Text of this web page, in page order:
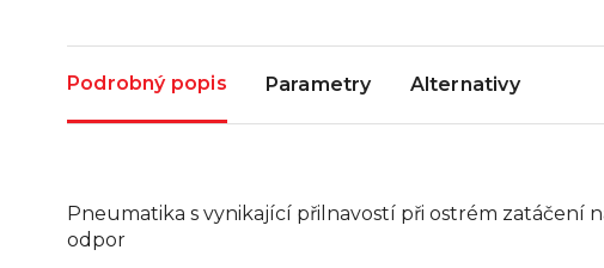
Podrobný popis Parametry Alternativy
Pneumatika s vynikající přilnavostí při ostrém zatáčení
odpor